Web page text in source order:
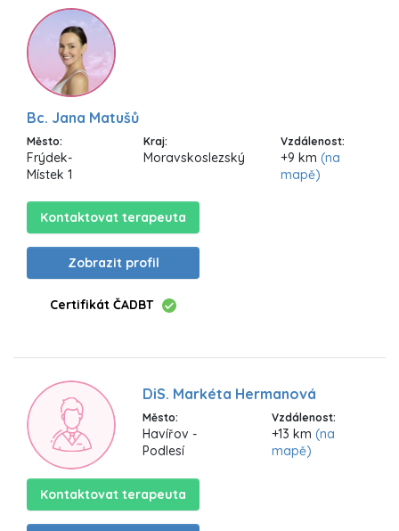
Bc. Jana Matušů
Město:
Frýdek-
Místek 1
Kraj:
Moravskoslezský
Vzdálenost:
+9 km (na
mapě)
Kontaktovat terapeuta
Zobrazit profil
Certifikát ČADBT
DiS. Markéta Hermanová
Město:
Havířov -
Podlesí
Vzdálenost:
+13 km(na
mapě)
Kontaktovat terapeuta